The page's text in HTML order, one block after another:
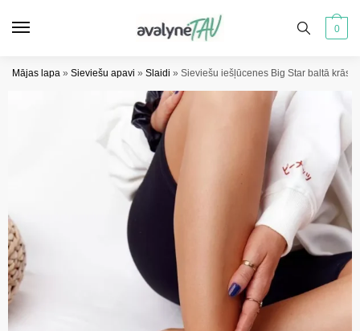
0
Mājas lapa » Sieviešu apavi » Slaidi » Sieviešu iešļūcenes Big Star baltā krāsā